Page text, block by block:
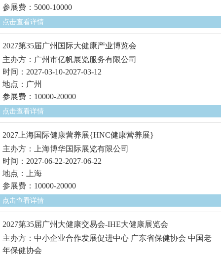
参展费：5000-10000
点击查看详情
2027第35届广州国际大健康产业博览会
主办方：广州市亿帆展览服务有限公司
时间：2027-03-10-2027-03-12
地点：广州
参展费：10000-20000
点击查看详情
2027上海国际健康营养展{HNC健康营养展}
主办方：上海博华国际展览有限公司
时间：2027-06-22-2027-06-22
地点：上海
参展费：10000-20000
点击查看详情
2027第35届广州大健康交易会-IHE大健康展览会
主办方：中小企业合作发展促进中心 广东省保健协会 中国老
年保健协会